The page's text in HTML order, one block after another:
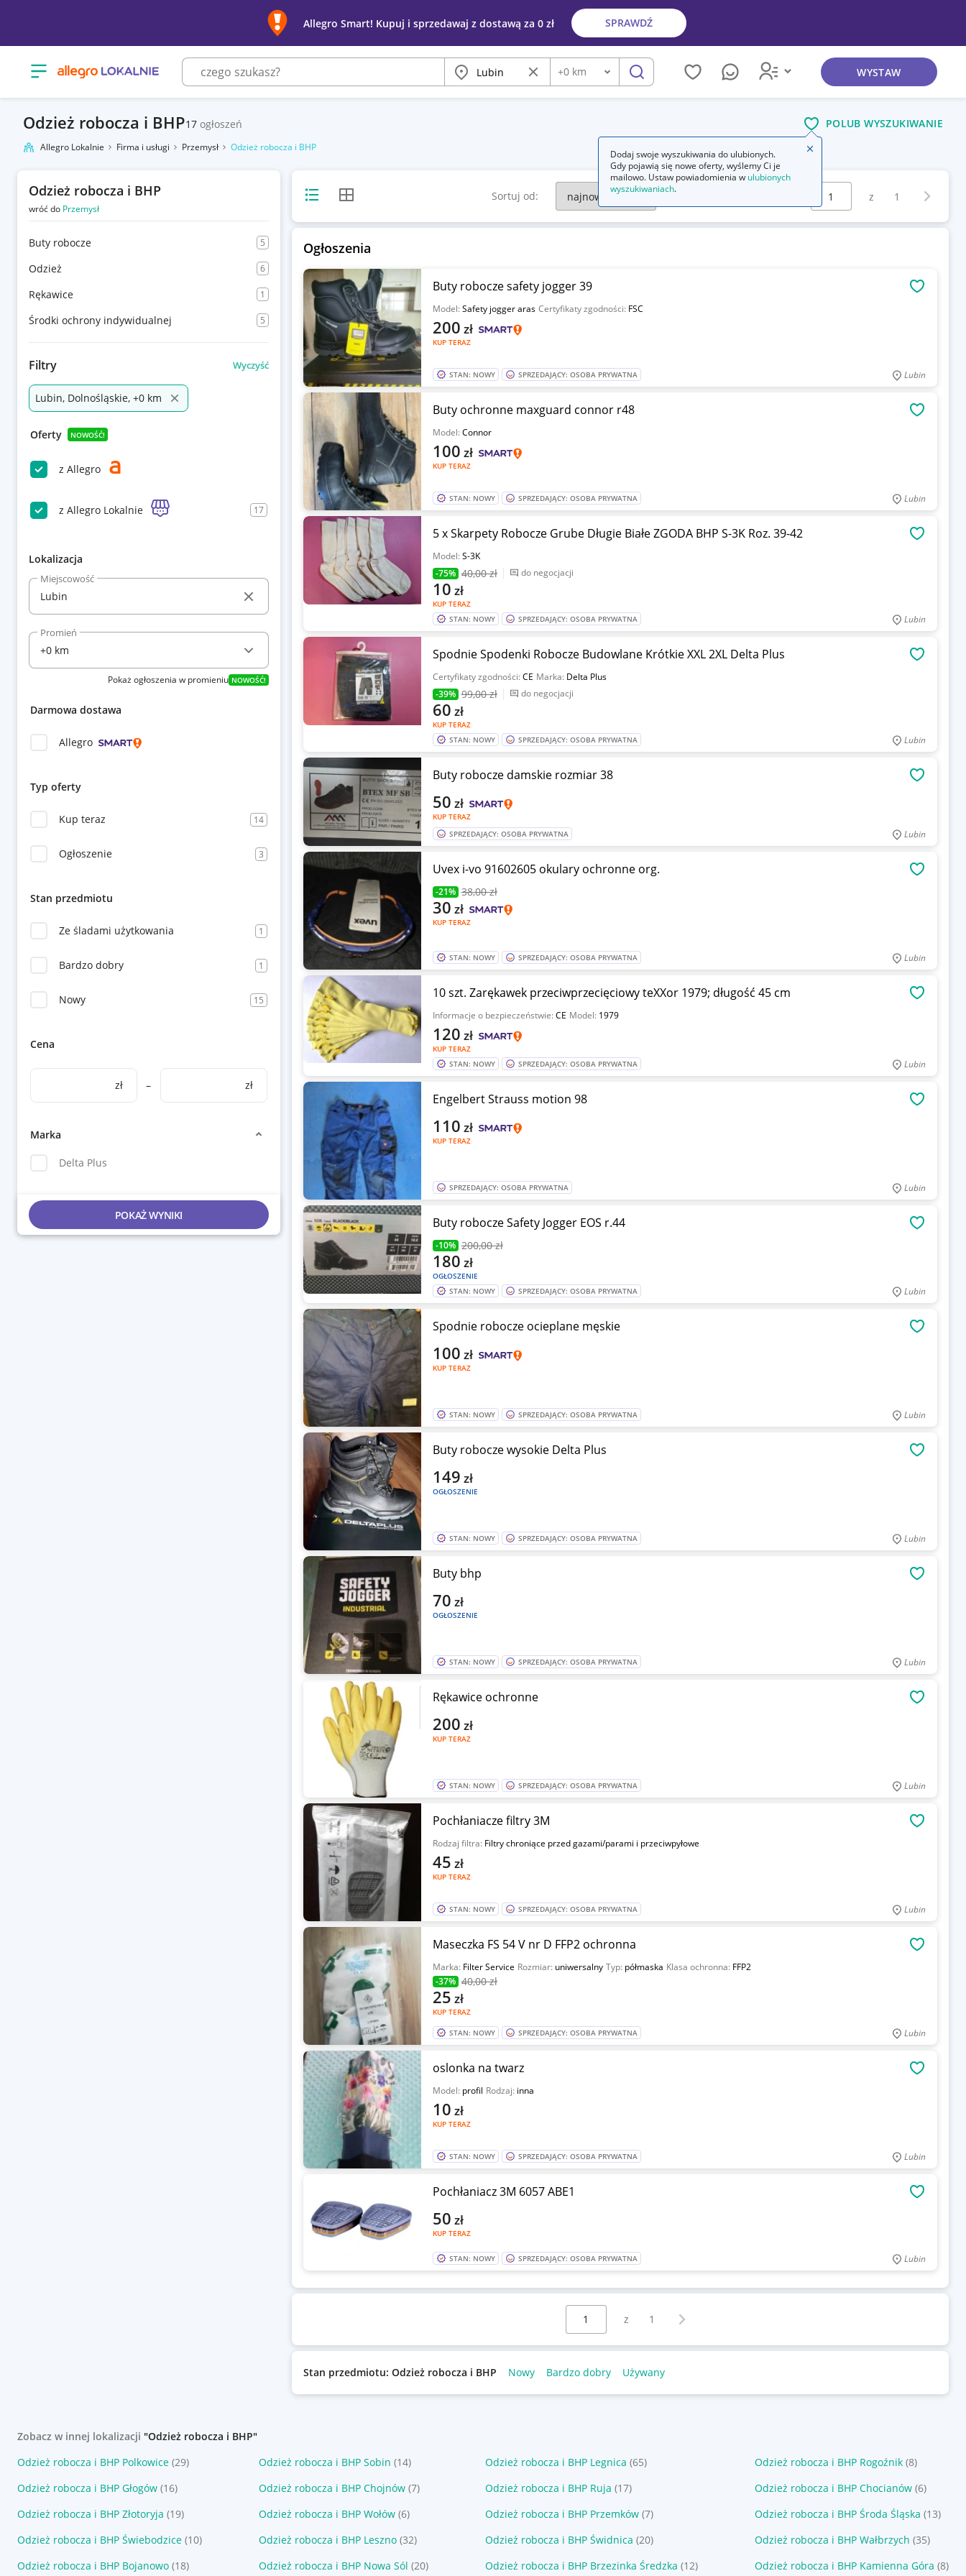
Allegro Smart! Kupuj i sprzedawaj z dostawą za 0 zł SPRAWDŹ
Otwórz menu z kategoriami Miasto Wyczyść frazę
Odległość
+0 km szukaj WYSTAW
Odzież robocza i BHP17 ogłoszeń POLUB WYSZUKIWANIE
Allegro Lokalnie Firma i usługi Przemysł Odzież robocza i BHP
Odzież robocza i BHP
wróć do Przemysł
Buty robocze 5
Odzież 6
Rękawice 1
Środki ochrony indywidualnej 5
Filtry Wyczyść
Lubin, Dolnośląskie, +0 km
Oferty NOWOŚĆ!
z Allegro
z Allegro Lokalnie 17
Lokalizacja
Miejscowość
Promień
Pokaż ogłoszenia w promieniu NOWOŚĆ!
Darmowa dostawa
Allegro
Typ oferty
Kup teraz 14
Ogłoszenie 3
Stan przedmiotu
Ze śladami użytkowania 1
Bardzo dobry 1
Nowy 15
Cena
zł – zł
Marka
Delta Plus
POKAŻ WYNIKI
Widok listyWidok siatki Sortuj od:
Wybierz stronę:
z 1
Ogłoszenia
Buty robocze safety jogger 39
Model:Safety jogger aras Certyfikaty zgodności: FSC
KUP TERAZ
200 zł
STAN: NOWY SPRZEDAJĄCY: OSOBA PRYWATNA Lubin
Buty ochronne maxguard connor r48
Model:Connor
KUP TERAZ
100 zł
STAN: NOWY SPRZEDAJĄCY: OSOBA PRYWATNA Lubin
5 x Skarpety Robocze Grube Długie Białe ZGODA BHP S-3K Roz. 39-42
Model:S-3K
-75% 40,00 zł do negocjacji
KUP TERAZ
10 zł
STAN: NOWY SPRZEDAJĄCY: OSOBA PRYWATNA Lubin
Spodnie Spodenki Robocze Budowlane Krótkie XXL 2XL Delta Plus
Certyfikaty zgodności:CE Marka: Delta Plus
-39% 99,00 zł do negocjacji
KUP TERAZ
60 zł
STAN: NOWY SPRZEDAJĄCY: OSOBA PRYWATNA Lubin
Buty robocze damskie rozmiar 38
KUP TERAZ
50 zł
SPRZEDAJĄCY: OSOBA PRYWATNA Lubin
Uvex i-vo 91602605 okulary ochronne org.
-21% 38,00 zł
KUP TERAZ
30 zł
STAN: NOWY SPRZEDAJĄCY: OSOBA PRYWATNA Lubin
10 szt. Zarękawek przeciwprzecięciowy teXXor 1979; długość 45 cm
Informacje o bezpieczeństwie:CE Model: 1979
KUP TERAZ
120 zł
STAN: NOWY SPRZEDAJĄCY: OSOBA PRYWATNA Lubin
Engelbert Strauss motion 98
KUP TERAZ
110 zł
SPRZEDAJĄCY: OSOBA PRYWATNA Lubin
Buty robocze Safety Jogger EOS r.44
-10% 200,00 zł
OGŁOSZENIE
180 zł
STAN: NOWY SPRZEDAJĄCY: OSOBA PRYWATNA Lubin
Spodnie robocze ocieplane męskie
KUP TERAZ
100 zł
STAN: NOWY SPRZEDAJĄCY: OSOBA PRYWATNA Lubin
Buty robocze wysokie Delta Plus
OGŁOSZENIE
149 zł
STAN: NOWY SPRZEDAJĄCY: OSOBA PRYWATNA Lubin
Buty bhp
OGŁOSZENIE
70 zł
STAN: NOWY SPRZEDAJĄCY: OSOBA PRYWATNA Lubin
Rękawice ochronne
KUP TERAZ
200 zł
STAN: NOWY SPRZEDAJĄCY: OSOBA PRYWATNA Lubin
Pochłaniacze filtry 3M
Rodzaj filtra: Filtry chroniące przed gazami/parami i przeciwpyłowe
KUP TERAZ
45 zł
STAN: NOWY SPRZEDAJĄCY: OSOBA PRYWATNA Lubin
Maseczka FS 54 V nr D FFP2 ochronna
Marka: Filter Service Rozmiar: uniwersalny Typ: półmaska Klasa ochronna: FFP2
-37% 40,00 zł
KUP TERAZ
25 zł
STAN: NOWY SPRZEDAJĄCY: OSOBA PRYWATNA Lubin
oslonka na twarz
Model: profil Rodzaj: inna
KUP TERAZ
10 zł
STAN: NOWY SPRZEDAJĄCY: OSOBA PRYWATNA Lubin
Pochłaniacz 3M 6057 ABE1
KUP TERAZ
50 zł
STAN: NOWY SPRZEDAJĄCY: OSOBA PRYWATNA Lubin
Wybierz stronę:
z 1 Następna strona
Stan przedmiotu: Odzież robocza i BHP Nowy Bardzo dobry Używany
Zobacz w innej lokalizacji "Odzież robocza i BHP"
Odzież robocza i BHP Polkowice (29) Odzież robocza i BHP Sobin (14) Odzież robocza i BHP Legnica (65) Odzież robocza i BHP Rogoźnik (8)
Odzież robocza i BHP Głogów (16) Odzież robocza i BHP Chojnów (7) Odzież robocza i BHP Ruja (17) Odzież robocza i BHP Chocianów (6)
Odzież robocza i BHP Złotoryja (19) Odzież robocza i BHP Wołów (6) Odzież robocza i BHP Przemków (7) Odzież robocza i BHP Środa Śląska (13)
Odzież robocza i BHP Świebodzice (10) Odzież robocza i BHP Leszno (32) Odzież robocza i BHP Świdnica (20) Odzież robocza i BHP Wałbrzych (35)
Odzież robocza i BHP Bojanowo (18) Odzież robocza i BHP Nowa Sól (20) Odzież robocza i BHP Brzezinka Średzka (12) Odzież robocza i BHP Kamienna Góra (8)
Dodaj swoje wyszukiwania do ulubionych.
Gdy pojawią się nowe oferty, wyślemy Ci je
mailowo. Ustaw powiadomienia w ulubionych
wyszukiwaniach.
Zamknij wskazówkę